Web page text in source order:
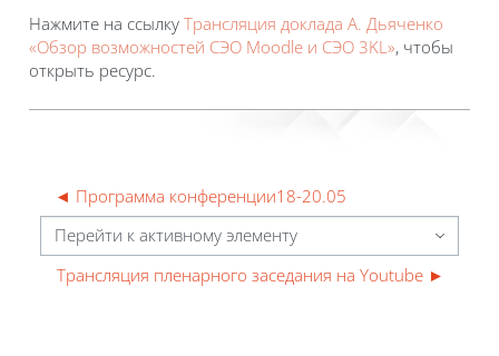
Требуемые условия завершения
Нажмите на ссылку Трансляция доклада А. Дьяченко
«Обзор возможностей СЭО Moodle и СЭО 3KL», чтобы
открыть ресурс.
◄ Программа конференции18-20.05
Перейти к активному элементу
Трансляция пленарного заседания на Youtube ►